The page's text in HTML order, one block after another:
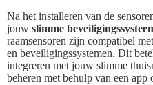
Na het installeren van de
jouw slimme
raamsensoren zijn compatibel
en beveiligingssystemen. Dit
integreren met jouw slimme
beheren met behulp van een